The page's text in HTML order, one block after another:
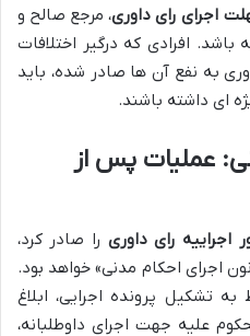
اجرای رای داوری، مرجع صالح و
باشد. افرادی که درگیر اختلافات
به نفع آن ها صادر شده، باید
ای داشته باشند.
عملیات پس از
اجراییه رای داوری را صادر کرد،
اجرای احکام مدنی» خواهد بود.
تشکیل پرونده اجرایی، ابلاغ
علیه جهت اجرای داوطلبانه،